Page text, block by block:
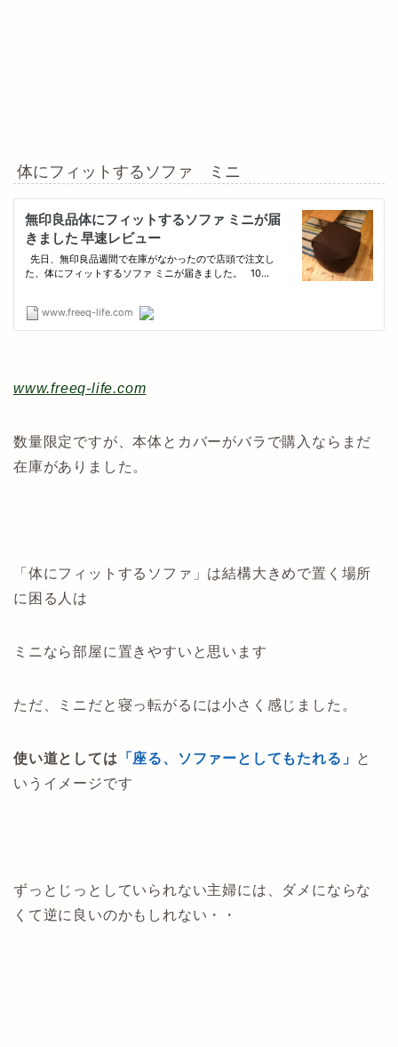
体にフィットするソファ ミニ
www.freeq-life.com
数量限定ですが、本体とカバーがバラで購入ならまだ
在庫がありました。
「体にフィットするソファ」は結構大きめで置く場所
に困る人は
ミニなら部屋に置きやすいと思います
ただ、ミニだと寝っ転がるには小さく感じました。
使い道としては 「座る、ソファーとしてもたれる」 と
いうイメージです
ずっとじっとしていられない主婦には、ダメにならな
くて逆に良いのかもしれない・・